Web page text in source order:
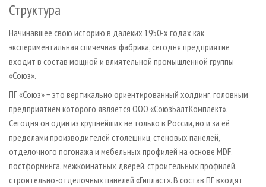
Структура
Начинавшее свою историю в далеких 1950-х годах как
экспериментальная спичечная фабрика, сегодня предприятие
входит в состав мощной и влиятельной промышленной группы
«Союз».
ПГ «Союз» − это вертикально ориентированный холдинг, головным
предприятием которого является ООО «СоюзБалтКомплект».
Сегодня он один из крупнейших не только в России, но и за её
пределами производителей столешниц, стеновых панелей,
отделочного погонажа и мебельных профилей на основе MDF,
постформинга, межкомнатных дверей, строительных профилей,
строительно-отделочных панелей «Гипласт». В состав ПГ входят